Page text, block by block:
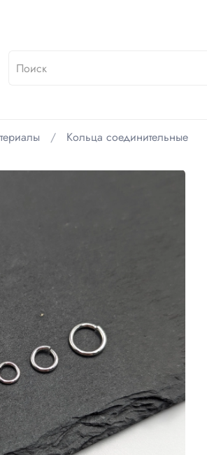
Кольца соединительные